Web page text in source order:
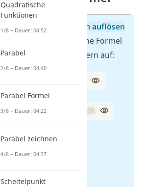
Aufgabe 1/2:
Klammern auflösen
Wende die 1. binomische Formel
an und löse die Klammern auf:
2. (a + 5)² =
3. (3m + 4)² =
9m² + 24m + 16
4. (1,5y + 6)² =
Quadratische
Funktionen
1/8 – Dauer: 04:52
Parabel
2/8 – Dauer: 04:40
Parabel Formel
3/8 – Dauer: 04:22
Parabel zeichnen
4/8 – Dauer: 04:37
Scheitelpunkt